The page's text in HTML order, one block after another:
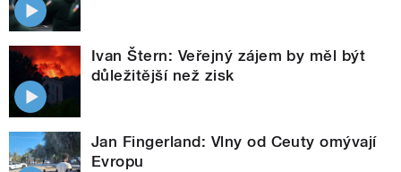
Ivan Štern: Veřejný zájem by měl být
důležitější než zisk
Jan Fingerland: Vlny od Ceuty omývají
Evropu